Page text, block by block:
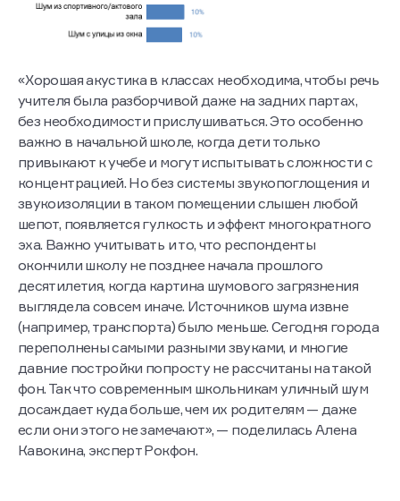
«Хорошая акустика в классах необходима, чтобы речь
учителя была разборчивой даже на задних партах,
без необходимости прислушиваться. Это особенно
важно в начальной школе, когда дети только
привыкают к учебе и могут испытывать сложности с
концентрацией. Но без системы звукопоглощения и
звукоизоляции в таком помещении слышен любой
шепот, появляется гулкость и эффект многократного
эха. Важно учитывать и то, что респонденты
окончили школу не позднее начала прошлого
десятилетия, когда картина шумового загрязнения
выглядела совсем иначе. Источников шума извне
(например, транспорта) было меньше. Сегодня города
переполнены самыми разными звуками, и многие
давние постройки попросту не рассчитаны на такой
фон. Так что современным школьникам уличный шум
досаждает куда больше, чем их родителям — даже
если они этого не замечают», — поделилась Алена